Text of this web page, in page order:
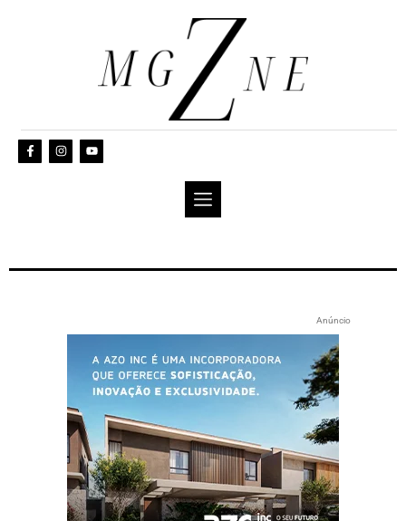
Anúncio